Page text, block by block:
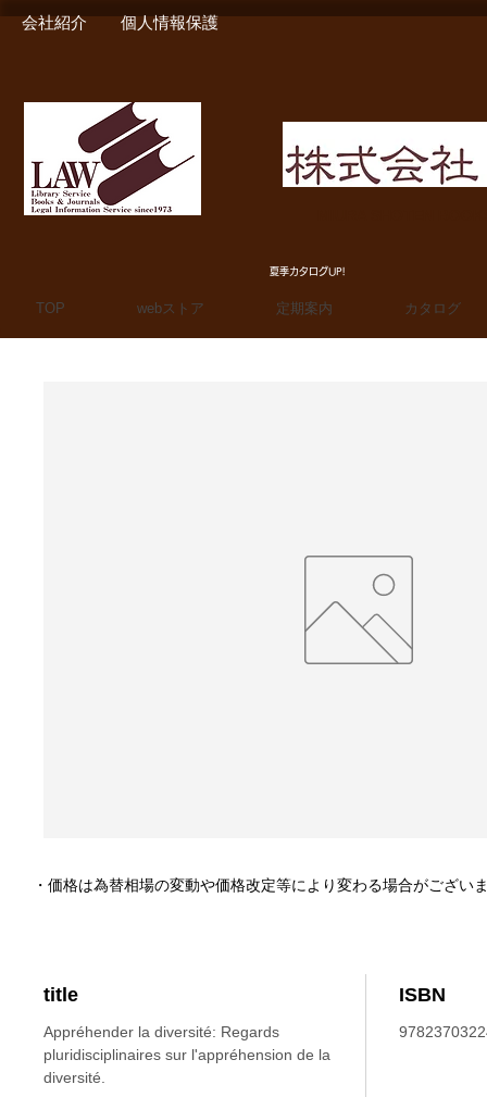
会社紹介 個人情報保護
夏季カタログUP!
TOP webストア 定期案内 カタログ
title
Appréhender la diversité: Regards
pluridisciplinaires sur l'appréhension de la
diversité.
ISBN
・価格は為替相場の変動や価格改定等により変わる場合がござい